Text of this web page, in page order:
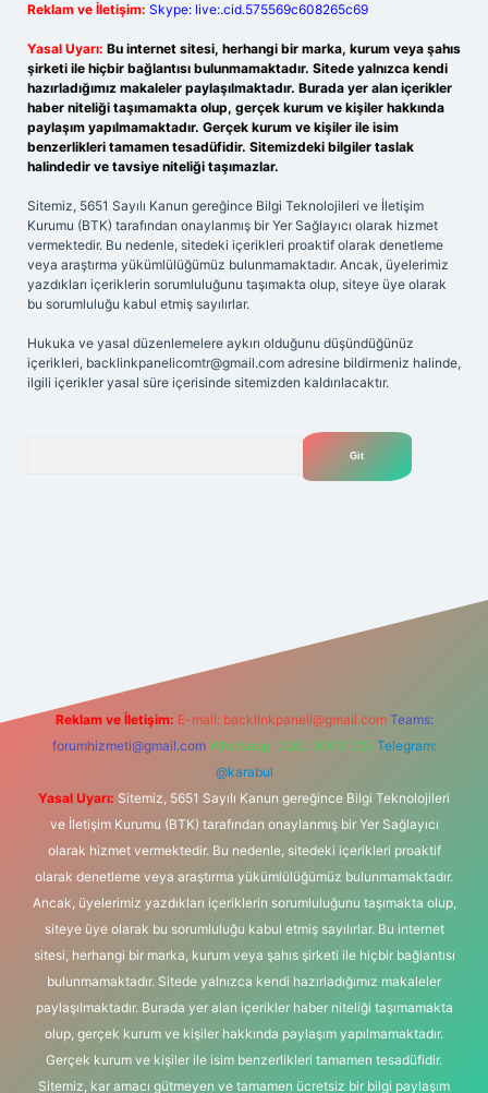
Reklam ve İletişim: Skype: live:.cid.575569c608265c69
Yasal Uyarı: Bu internet sitesi, herhangi bir marka, kurum veya şahıs
şirketi ile hiçbir bağlantısı bulunmamaktadır. Sitede yalnızca kendi
hazırladığımız makaleler paylaşılmaktadır. Burada yer alan içerikler
haber niteliği taşımamakta olup, gerçek kurum ve kişiler hakkında
paylaşım yapılmamaktadır. Gerçek kurum ve kişiler ile isim
benzerlikleri tamamen tesadüfidir. Sitemizdeki bilgiler taslak
halindedir ve tavsiye niteliği taşımazlar.
Sitemiz, 5651 Sayılı Kanun gereğince Bilgi Teknolojileri ve İletişim
Kurumu (BTK) tarafından onaylanmış bir Yer Sağlayıcı olarak hizmet
vermektedir. Bu nedenle, sitedeki içerikleri proaktif olarak denetleme
veya araştırma yükümlülüğümüz bulunmamaktadır. Ancak, üyelerimiz
yazdıkları içeriklerin sorumluluğunu taşımakta olup, siteye üye olarak
bu sorumluluğu kabul etmiş sayılırlar.
Hukuka ve yasal düzenlemelere aykırı olduğunu düşündüğünüz
içerikleri, backlinkpanelicomtr@gmail.com adresine bildirmeniz halinde,
ilgili içerikler yasal süre içerisinde sitemizden kaldırılacaktır.
Reklam ve İletişim: E-mail: backlinkpaneli@gmail.com Teams:
forumhizmeti@gmail.com Whatsapp: 0262 606 0 726 Telegram:
@karabul
Yasal Uyarı: Sitemiz, 5651 Sayılı Kanun gereğince Bilgi Teknolojileri
ve İletişim Kurumu (BTK) tarafından onaylanmış bir Yer Sağlayıcı
olarak hizmet vermektedir. Bu nedenle, sitedeki içerikleri proaktif
olarak denetleme veya araştırma yükümlülüğümüz bulunmamaktadır.
Ancak, üyelerimiz yazdıkları içeriklerin sorumluluğunu taşımakta olup,
siteye üye olarak bu sorumluluğu kabul etmiş sayılırlar. Bu internet
sitesi, herhangi bir marka, kurum veya şahıs şirketi ile hiçbir bağlantısı
bulunmamaktadır. Sitede yalnızca kendi hazırladığımız makaleler
paylaşılmaktadır. Burada yer alan içerikler haber niteliği taşımamakta
olup, gerçek kurum ve kişiler hakkında paylaşım yapılmamaktadır.
Gerçek kurum ve kişiler ile isim benzerlikleri tamamen tesadüfidir.
Sitemiz, kar amacı gütmeyen ve tamamen ücretsiz bir bilgi paylaşım